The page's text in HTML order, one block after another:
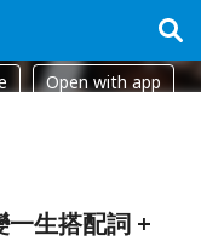
Open with app
生搭配詞 +